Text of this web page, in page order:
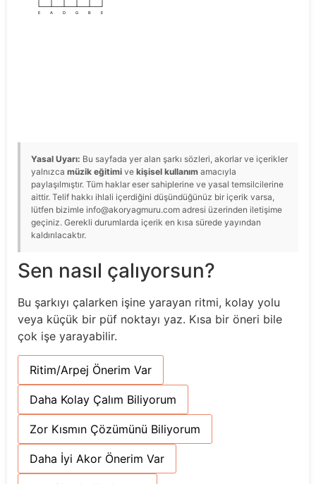
E A D G B E
Yasal Uyarı: Bu sayfada yer alan şarkı sözleri, akorlar ve içerikler
yalnızca müzik eğitimi ve kişisel kullanım amacıyla
paylaşılmıştır. Tüm haklar eser sahiplerine ve yasal temsilcilerine
aittir. Telif hakkı ihlali içerdiğini düşündüğünüz bir içerik varsa,
lütfen bizimle info@akoryagmuru.com adresi üzerinden iletişime
geçiniz. Gerekli durumlarda içerik en kısa sürede yayından
kaldırılacaktır.
Sen nasıl çalıyorsun?
Bu şarkıyı çalarken işine yarayan ritmi, kolay yolu
veya küçük bir püf noktayı yaz. Kısa bir öneri bile
çok işe yarayabilir.
Ritim/Arpej Önerim Var
Daha Kolay Çalım Biliyorum
Zor Kısmın Çözümünü Biliyorum
Daha İyi Akor Önerim Var